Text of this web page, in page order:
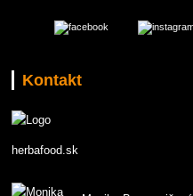
Kontakt
herbafood.sk